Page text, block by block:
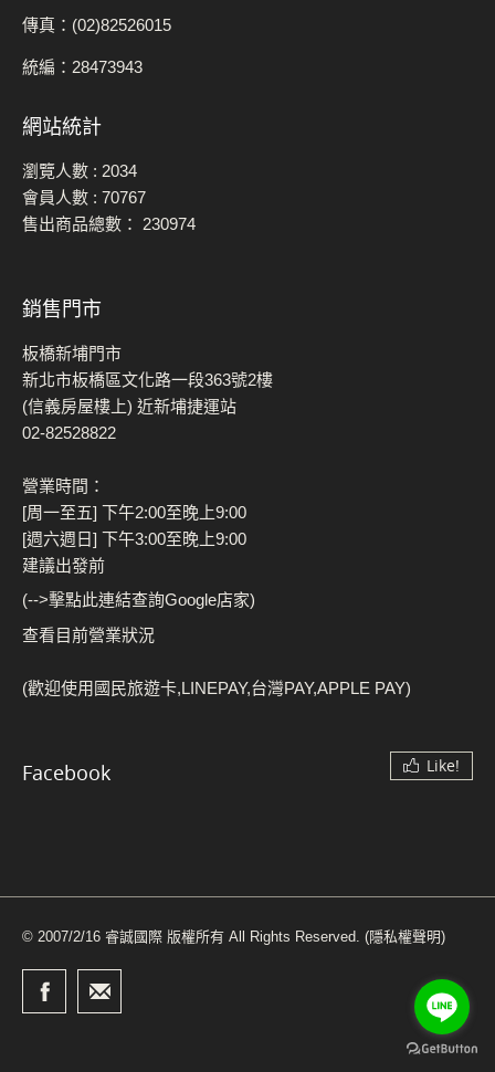
傳真：(02)82526015
統編：28473943
網站統計
瀏覽人數 : 2034
會員人數 : 70767
售出商品總數： 230974
銷售門市
板橋新埔門市
新北市板橋區文化路一段363號2樓
(信義房屋樓上) 近新埔捷運站
02-82528822
營業時間：
[周一至五] 下午2:00至晚上9:00
[週六週日] 下午3:00至晚上9:00
建議出發前
(-->擊點此連結查詢Google店家)
查看目前營業狀況
(歡迎使用國民旅遊卡,LINEPAY,台灣PAY,APPLE PAY)
Facebook Like!
© 2007/2/16 睿誠國際 版權所有 All Rights Reserved. (隱私權聲明)